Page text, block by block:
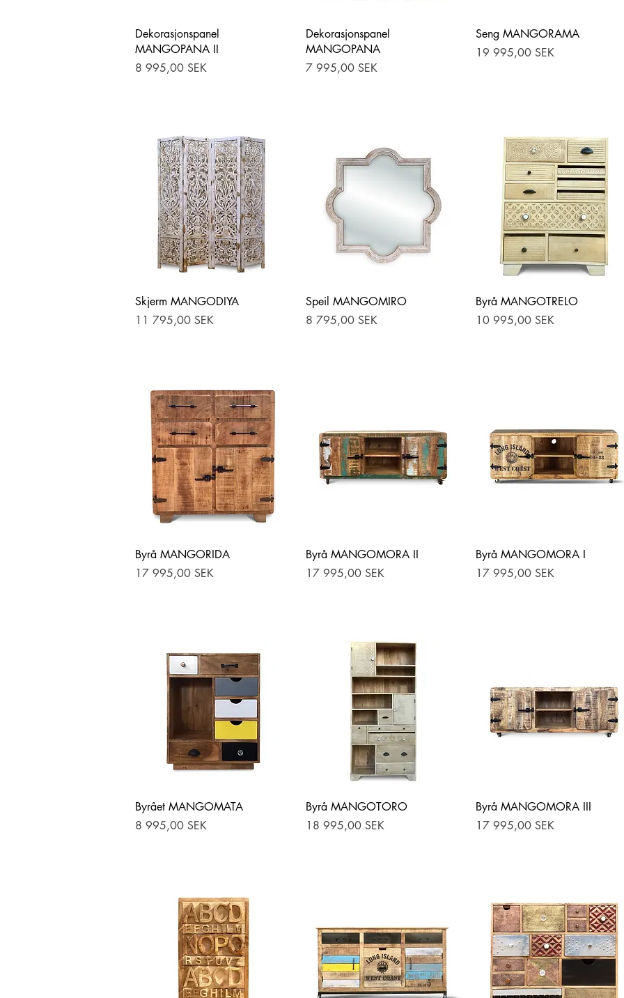
Hurtigvisning
Dekorasjonspanel
MANGOPANA II
Pris
8 995,00 SEK
Hurtigvisning
Dekorasjonspanel
MANGOPANA
Pris
7 995,00 SEK
Hurtigvisning
Seng MANGORAMA
Pris
19 995,00 SEK
Hurtigvisning
Skjerm MANGODIYA
Pris
11 795,00 SEK
Hurtigvisning
Speil MANGOMIRO
Pris
8 795,00 SEK
Hurtigvisning
Byrå MANGOTRELO
Pris
10 995,00 SEK
Hurtigvisning
Byrå MANGORIDA
Pris
17 995,00 SEK
Hurtigvisning
Byrå MANGOMORA II
Pris
17 995,00 SEK
Hurtigvisning
Byrå MANGOMORA I
Pris
17 995,00 SEK
Hurtigvisning
Byrået MANGOMATA
Pris
8 995,00 SEK
Hurtigvisning
Byrå MANGOTORO
Pris
18 995,00 SEK
Hurtigvisning
Byrå MANGOMORA III
Pris
17 995,00 SEK